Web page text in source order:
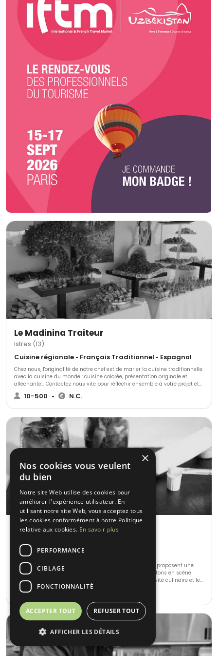
Le Madinina Traiteur
Istres (13)
Cuisine régionale • Français Traditionnel • Espagnol
Chez nous, l'originalité de notre chef est de marier la cuisine traditionnelle
avec la cuisine du monde : cuisine colorée, présentation originale et
alléchante... Contactez nous vite pour réfléchir ensemble à votre projet et
le rendre unique !
10-500 • N.C.
Atelier des Gourmets
Gastronomique • Français Traditionnel
Vous recherchez un traiteur? Atelier des Gourmets vous proposent une
cuisine raffinée, créative et aux goûts du jour. Nous mettons en scène
votre réception avec notre touche personnelle. La créativité culinaire et le
goût de l'extraordinaire, pour toujours satisfaire en ayant l'art et la
manière. Notre devise est de faire de votre réception un moment
d'exception. Nouveau concept en plus de notre traiteur FOOD truck
10-600
×
Nos cookies vous veulent
du bien
Notre site Web utilise des cookies pour
améliorer l'expérience utilisateur. En
utilisant notre site Web, vous acceptez tous
les cookies conformément à notre Politique
relative aux cookies. En savoir plus
PERFORMANCE
CIBLAGE
FONCTIONNALITÉ
ACCEPTER TOUT REFUSER TOUT
AFFICHER LES DÉTAILS